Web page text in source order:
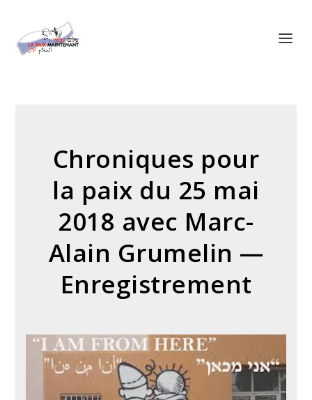
Chroniques pour
la paix du 25 mai
2018 avec Marc-
Alain Grumelin —
Enregistrement